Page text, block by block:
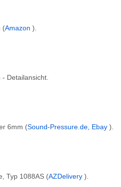
(Amazon ).
Detailansicht.
6mm (Sound-Pressure.de, Ebay ).
Typ 1088AS (AZDelivery ).